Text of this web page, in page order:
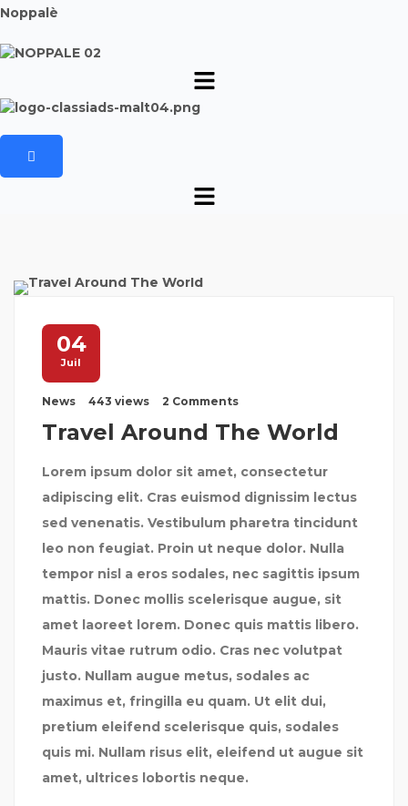
Noppalè
04
Juil
News 443 views 2 Comments
Travel Around The World
Lorem ipsum dolor sit amet, consectetur
adipiscing elit. Cras euismod dignissim lectus
sed venenatis. Vestibulum pharetra tincidunt
leo non feugiat. Proin ut neque dolor. Nulla
tempor nisl a eros sodales, nec sagittis ipsum
mattis. Donec mollis scelerisque augue, sit
amet laoreet lorem. Donec quis mattis libero.
Mauris vitae rutrum odio. Cras nec volutpat
justo. Nullam augue metus, sodales ac
maximus et, fringilla eu quam. Ut elit dui,
pretium eleifend scelerisque quis, sodales
quis mi. Nullam risus elit, eleifend ut augue sit
amet, ultrices lobortis neque.